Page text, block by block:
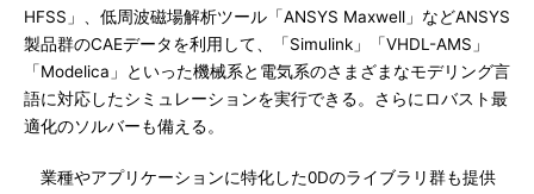
HFSS」、低周波磁場解析ツール「ANSYS Maxwell」などANSYS
製品群のCAEデータを利用して、「Simulink」「VHDL-AMS」
「Modelica」といった機械系と電気系のさまざまなモデリング言
語に対応したシミュレーションを実行できる。さらにロバスト最
適化のソルバーも備える。
業種やアプリケーションに特化した0Dのライブラリ群も提供